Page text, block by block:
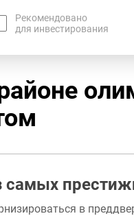
Рекомендовано
для инвестирования
самых
в